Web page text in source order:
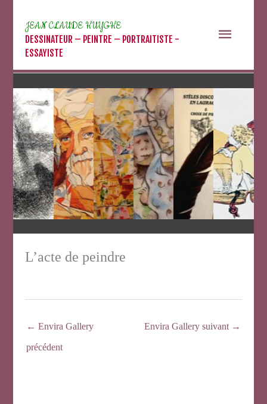
contenu
JEAN CLAUDE HUYGHE
DESSINATEUR – PEINTRE – PORTRAITISTE -
ESSAYISTE
Menu
L’acte de peindre
← Envira Gallery
précédent
Envira Gallery suivant →